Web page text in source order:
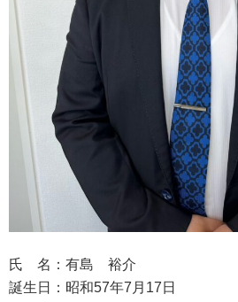
氏 名：有島 裕介
誕生日：昭和57年7月17日